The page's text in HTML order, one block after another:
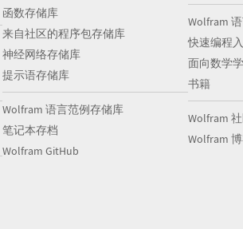
函数存储库
来自社区的程序包存储库
神经网络存储库
提示语存储库
Wolfram 语言范例存储库
笔记本存档
Wolfram GitHub
Wolfram
快速编程
面向数学
书籍
Wolfram
Wolfram